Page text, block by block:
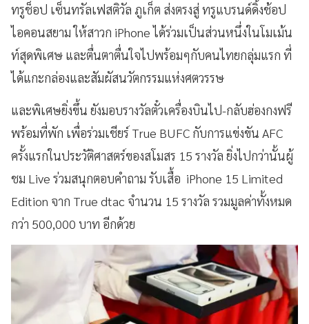
ทรูช็อป เซ็นทรัลเฟสติวัล ภูเก็ต ส่งตรงสู่ ทรูแบรนด์ดิ้งช้อป
ไอคอนสยาม ให้สาวก iPhone ได้ร่วมเป็นส่วนหนึ่งในโมเม้น
ท์สุดพิเศษ และตื่นตาตื่นใจไปพร้อมๆกับคนไทยกลุ่มแรก ที่
ได้แกะกล่องและสัมผัสนวัตกรรมแห่งศตวรรษ
และพิเศษยิ่งขึ้น ยังมอบรางวัลตั๋วเครื่องบินไป-กลับฮ่องกงฟรี
พร้อมที่พัก เพื่อร่วมเชียร์ True BUFC กับการแข่งขัน AFC
ครั้งแรกในประวัติศาสตร์ของสโมสร 15 รางวัล ยิ่งไปกว่านั้นผู้
ชม Live ร่วมสนุกตอบคำถาม รับเสื้อ iPhone 15 Limited
Edition จาก True dtac จำนวน 15 รางวัล รวมมูลค่าทั้งหมด
กว่า 500,000 บาท อีกด้วย